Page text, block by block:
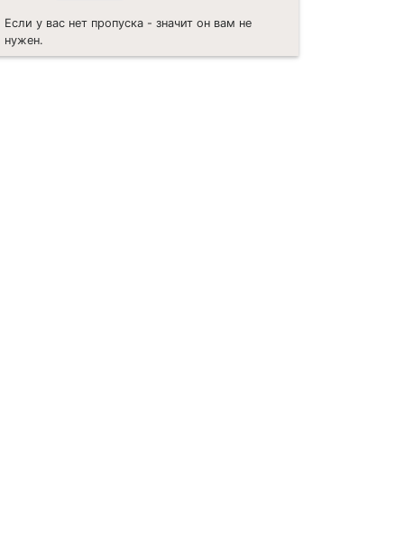
Если у вас нет пропуска - значит он вам не
нужен.